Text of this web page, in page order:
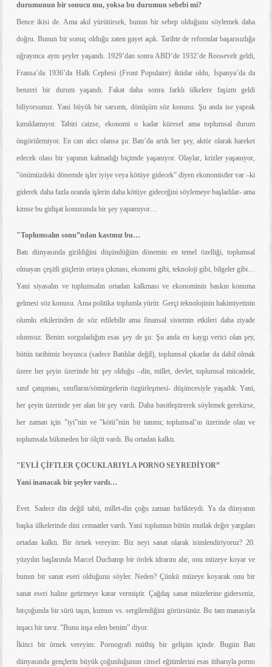
durumunun bir sonucu mu, yoksa bu durumun sebebi mi?
Bence ikisi de. Ama akıl yürütürsek, bunun bir sebep olduğunu söylemek daha
doğru. Bunun bir sonuç olduğu zaten gayet açık. Tarihte de reformlar başarısızlığa
uğrayınca aynı şeyler yaşandı. 1929’dan sonra ABD’de 1932’de Roosevelt geldi,
Fransa’da 1936’da Halk Cephesi (Front Populaire) iktidar oldu, İspanya’da da
benzeri bir durum yaşandı. Fakat daha sonra farklı ülkelere faşizm geldi
biliyorsunuz. Yani büyük bir sarsıntı, dönüşüm söz konusu. Şu anda ise yaprak
kımıldamıyor. Tabiri caizse, ekonomi o kadar küresel ama toplumsal durum
öngörülemiyor. En can alıcı olansa şu: Batı’da artık her şey, aktör olarak hareket
edecek olası bir yapının kalmadığı biçimde yaşanıyor. Olaylar, krizler yaşanıyor,
"önümüzdeki dönemde işler iyiye veya kötüye gidecek” diyen ekonomistler var –ki
giderek daha fazla oranda işlerin daha kötüye gideceğini söylemeye başladılar- ama
kimse bu gidişat konusunda bir şey yapamıyor…
"Toplumsalın sonu”ndan kastınız bu…
Batı dünyasında girildiğini düşündüğüm dönemin en temel özelliği, toplumsal
olmayan çeşitli güçlerin ortaya çıkması, ekonomi gibi, teknoloji gibi, bilgeler gibi…
Yani siyasalın ve toplumsalın ortadan kalkması ve ekonominin baskın konuma
gelmesi söz konusu. Ama politika toplumla yürür. Gerçi teknolojinin hakimiyetinin
olumlu etkilerinden de söz edilebilir ama finansal sistemin etkileri daha ziyade
olumsuz. Benim sorguladığım esas şey de şu: Şu anda en kaygı verici olan şey,
bütün tarihimiz boyunca (sadece Batılılar değil), toplumsal çıkarlar da dahil olmak
üzere her şeyin üzerinde bir şey olduğu –din, millet, devlet, toplumsal mücadele,
sınıf çatışması, sınıfların/sömürgelerin özgürleşmesi- düşüncesiyle yaşadık. Yani,
her şeyin üzerinde yer alan bir şey vardı. Daha basitleştirerek söylemek gerekirse,
her zaman için "iyi”nin ve "kötü”nün bir tanımı; toplumsal’ın üzerinde olan ve
toplumsala hükmeden bir ölçüt vardı. Bu ortadan kalktı.
"EVLİ ÇİFTLER ÇOCUKLARIYLA PORNO SEYREDİYOR”
Yani inanacak bir şeyler vardı…
Evet. Sadece din değil tabii, millet-din çoğu zaman birlikteydi. Ya da dünyanın
başka ülkelerinde dini cemaatler vardı. Yani toplumun bütün mutlak değer yargıları
ortadan kalktı. Bir örnek vereyim: Biz neyi sanat olarak isimlendiriyoruz? 20.
yüzyılın başlarında Marcel Duchamp bir ördek idrarını alır, onu müzeye koyar ve
bunun bir sanat eseri olduğunu söyler. Neden? Çünkü müzeye koyarak onu bir
sanat eseri haline getirmeye karar vermiştir. Çağdaş sanat müzelerine giderseniz,
birçoğunda bir sürü taşın, kumun vs. sergilendiğini görürsünüz. Bu tam manasıyla
inşacı bir tavır. "Bunu inşa eden benim” diyor.
İkinci bir örnek vereyim: Pornografi müthiş bir gelişim içinde. Bugün Batı
dünyasında gençlerin büyük çoğunluğunun cinsel eğitimlerini esas itibarıyla porno